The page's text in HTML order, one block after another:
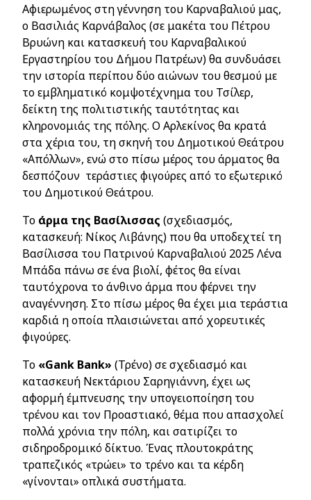
Αφιερωμένος στη γέννηση του Καρναβαλιού μας,
ο Βασιλιάς Καρνάβαλος (σε μακέτα του Πέτρου
Βρυώνη και κατασκευή του Καρναβαλικού
Εργαστηρίου του Δήμου Πατρέων) θα συνδυάσει
την ιστορία περίπου δύο αιώνων του θεσμού με
το εμβληματικό κομψοτέχνημα του Τσίλερ,
δείκτη της πολιτιστικής ταυτότητας και
κληρονομιάς της πόλης. Ο Αρλεκίνος θα κρατά
στα χέρια του, τη σκηνή του Δημοτικού Θεάτρου
«Απόλλων», ενώ στο πίσω μέρος του άρματος θα
δεσπόζουν τεράστιες φιγούρες από το εξωτερικό
του Δημοτικού Θεάτρου.
Το άρμα της Βασίλισσας (σχεδιασμός,
κατασκευή: Νίκος Λιβάνης) που θα υποδεχτεί τη
Βασίλισσα του Πατρινού Καρναβαλιού 2025 Λένα
Μπάδα πάνω σε ένα βιολί, φέτος θα είναι
ταυτόχρονα το άνθινο άρμα που φέρνει την
αναγέννηση. Στο πίσω μέρος θα έχει μια τεράστια
καρδιά η οποία πλαισιώνεται από χορευτικές
φιγούρες.
Το «Gank Bank» (Τρένο) σε σχεδιασμό και
κατασκευή Νεκτάριου Σαρηγιάννη, έχει ως
αφορμή έμπνευσης την υπογειοποίηση του
τρένου και τον Προαστιακό, θέμα που απασχολεί
πολλά χρόνια την πόλη, και σατιρίζει το
σιδηροδρομικό δίκτυο. Ένας πλουτοκράτης
τραπεζικός «τρώει» το τρένο και τα κέρδη
«γίνονται» οπλικά συστήματα.